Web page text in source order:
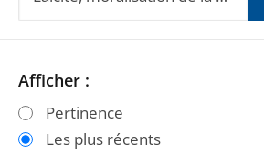
Passer
les
filtres
Passer
les
filtres
Afficher :
Pertinence
Les plus récents